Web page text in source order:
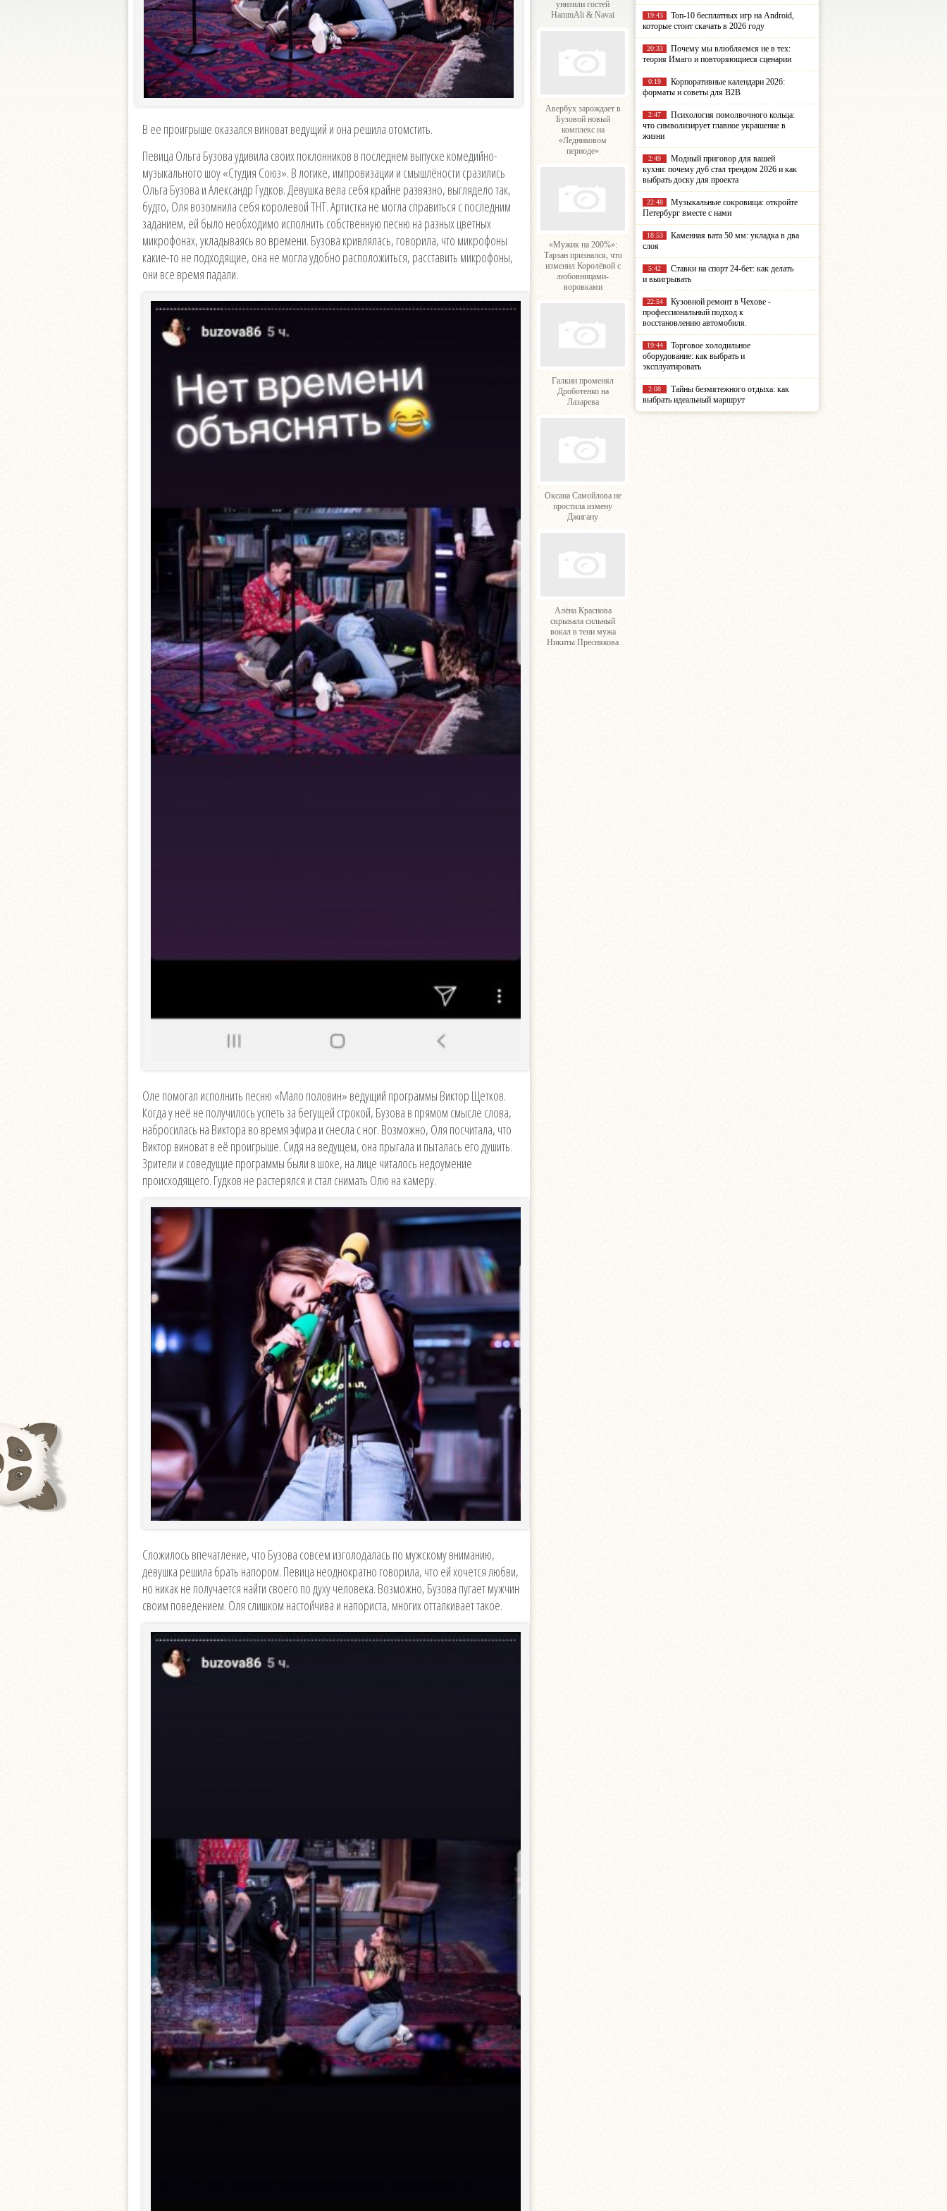
В ее проигрыше оказался виноват ведущий и она решила отомстить.
Певица Ольга Бузова удивила своих поклонников в последнем выпуске комедийно-
музыкального шоу «Студия Союз». В логике, импровизации и смышлёности сразились
Ольга Бузова и Александр Гудков. Девушка вела себя крайне развязно, выглядело так,
будто, Оля возомнила себя королевой ТНТ. Артистка не могла справиться с последним
заданием, ей было необходимо исполнить собственную песню на разных цветных
микрофонах, укладываясь во времени. Бузова кривлялась, говорила, что микрофоны
какие-то не подходящие, она не могла удобно расположиться, расставить микрофоны,
они все время падали.
Оле помогал исполнить песню «Мало половин» ведущий программы Виктор Щетков.
Когда у неё не получилось успеть за бегущей строкой, Бузова в прямом смысле слова,
набросилась на Виктора во время эфира и снесла с ног. Возможно, Оля посчитала, что
Виктор виноват в её проигрыше. Сидя на ведущем, она прыгала и пыталась его душить.
Зрители и соведущие программы были в шоке, на лице читалось недоумение
происходящего. Гудков не растерялся и стал снимать Олю на камеру.
Сложилось впечатление, что Бузова совсем изголодалась по мужскому вниманию,
девушка решила брать напором. Певица неоднократно говорила, что ей хочется любви,
но никак не получается найти своего по духу человека. Возможно, Бузова пугает мужчин
своим поведением. Оля слишком настойчива и напориста, многих отталкивает такое.
унизили гостей
HammAli & Navai
Авербух зарождает в
Бузовой новый
комплекс на
«Ледниковом
периоде»
«Мужик на 200%»:
Тарзан признался, что
изменил Королёвой с
любовницами-
воровками
Галкин променял
Дроботенко на
Лазарева
Оксана Самойлова не
простила измену
Джигану
Алёна Краснова
скрывала сильный
вокал в тени мужа
Никиты Преснякова
19:43
Топ-10 бесплатных игр на Android,
которые стоит скачать в 2026 году
20:33
Почему мы влюбляемся не в тех:
теория Имаго и повторяющиеся сценарии
0:19
Корпоративные календари 2026:
форматы и советы для B2B
2:47
Психология помолвочного кольца:
что символизирует главное украшение в
жизни
2:49
Модный приговор для вашей
кухни: почему дуб стал трендом 2026 и как
выбрать доску для проекта
22:48
Музыкальные сокровища: откройте
Петербург вместе с нами
18:53
Каменная вата 50 мм: укладка в два
слоя
5:42
Ставки на спорт 24-бет: как делать
и выигрывать
22:54
Кузовной ремонт в Чехове -
профессиональный подход к
восстановлению автомобиля.
19:44
Торговое холодильное
оборудование: как выбрать и
эксплуатировать
2:08
Тайны безмятежного отдыха: как
выбрать идеальный маршрут